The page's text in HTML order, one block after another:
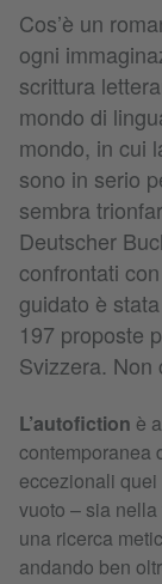
Cos’è un
ogni
scrittura
mondo di
mondo, in cui
sono in serio
sembra
Deutscher
confrontati
guidato è
197 proposte
Svizzera. Non
L’autofiction è
contemporanea
eccezionali
vuoto – sia
una ricerca
andando ben